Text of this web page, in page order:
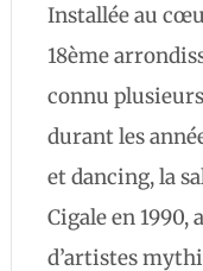
Installée au
18ème
connu
durant les
et dancing, la
Cigale en
d’artistes